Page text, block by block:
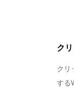
ク
クリ
する